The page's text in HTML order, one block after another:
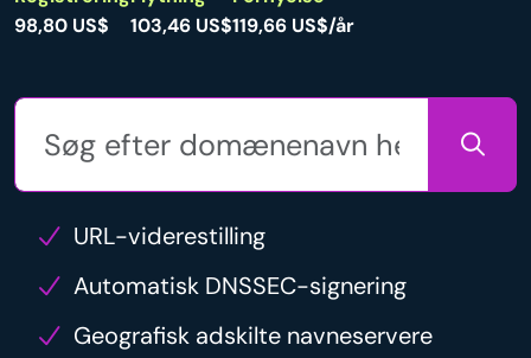
98,80 US$
103,46 US$119,66 US$/år
URL-viderestilling
Automatisk DNSSEC-signering
Geografisk adskilte navneservere